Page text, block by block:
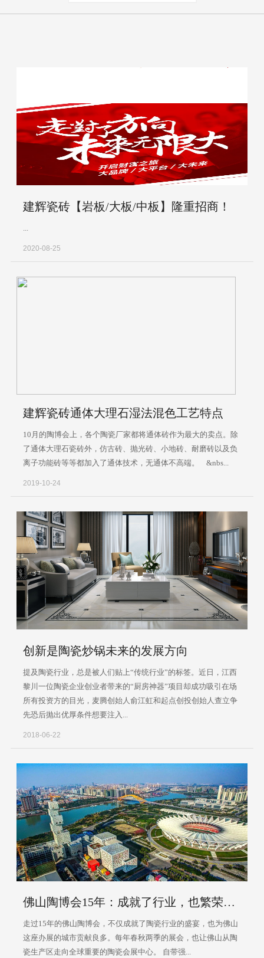
建辉瓷砖【岩板/大板/中板】隆重招商！
2020-08-25
建辉瓷砖通体大理石湿法混色工艺特点
10月的陶博会上，各个陶瓷厂家都将通体砖作为最大的卖点。除
了通体大理石瓷砖外，仿古砖、抛光砖、小地砖、耐磨砖以及负
离子功能砖等等都加入了通体技术，无通体不高端。 &nbs...
2019-10-24
创新是陶瓷炒锅未来的发展方向
提及陶瓷行业，总是被人们贴上“传统行业”的标签。近日，江西
黎川一位陶瓷企业创业者带来的“厨房神器”项目却成功吸引在场
所有投资方的目光，麦腾创始人俞江虹和起点创投创始人查立争
先恐后抛出优厚条件想要注入...
2018-06-22
佛山陶博会15年：成就了行业，也繁荣了城市！
走过15年的佛山陶博会，不仅成就了陶瓷行业的盛宴，也为佛山
这座办展的城市贡献良多。每年春秋两季的展会，也让佛山从陶
瓷生产区走向全球重要的陶瓷会展中心。 自带强...